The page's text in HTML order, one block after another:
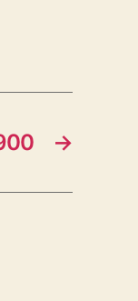
→